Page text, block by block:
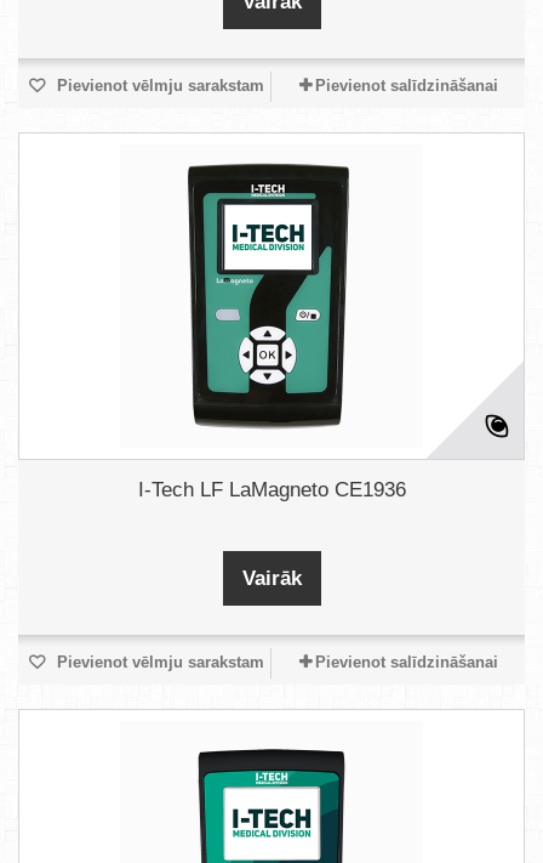
Pievienot vēlmju sarakstam Pievienot salīdzināšanai
I-Tech LF LaMagneto CE1936
Vairāk
Pievienot vēlmju sarakstam Pievienot salīdzināšanai